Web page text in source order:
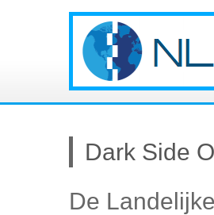
Dark Side
De